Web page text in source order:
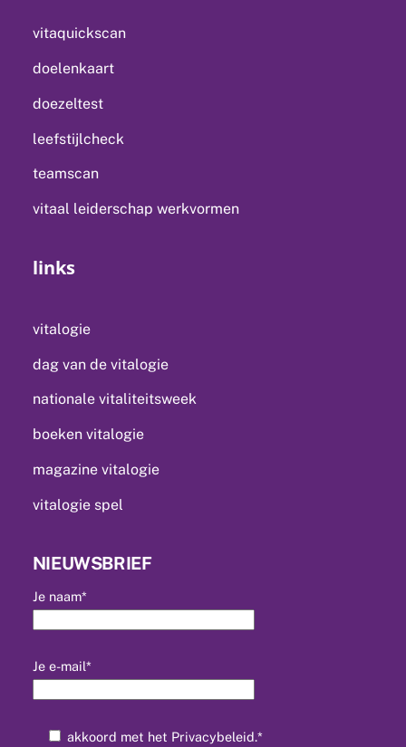
vitaquickscan
doelenkaart
doezeltest
leefstijlcheck
teamscan
vitaal leiderschap werkvormen
links
vitalogie
dag van de vitalogie
nationale vitaliteitsweek
boeken vitalogie
magazine vitalogie
vitalogie spel
NIEUWSBRIEF
Je naam*
Je e-mail*
akkoord met het Privacybeleid.*